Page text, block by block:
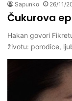
Sapunko 26/11/
Čukurova
Hakan govori
životu: porodice,